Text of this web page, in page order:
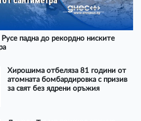
падна до рекордно ниските
Хирошима отбеляза 81 години от
атомната бомбардировка с призив
за свят без ядрени оръжия